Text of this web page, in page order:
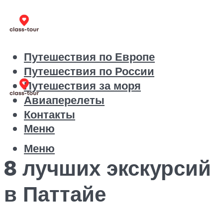
Путешествия по Европе
Путешествия по России
Путешествия за моря
Авиаперелеты
Контакты
Меню
Меню
8 лучших экскурсий
в Паттайе